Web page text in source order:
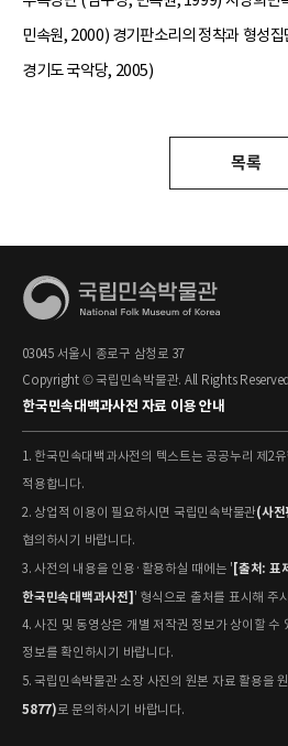
민속원, 2000) 경기판소리의 정착과 형성
경기도 국악당, 2005)
목록
03045 서울시 종로구 삼청로 37
Copyright © 국립민속박물관. All Rights
한국민속대백과사전 자료 이용 안내
1. 한국민속대백과사전의 텍스트는 공공누리 제2
적용합니다.
2. 상업적 이용이 필요하시면 국립민속박물관(사
협의하시기 바랍니다.
3. 사전의 내용을 인용·활용하실 때에는 ' [출처: 표
한국민속대백과사전] ' 형식으로 출처를 표시해 주
4. 사진 및 동영상은 개별 저작권 정보가 상이할 수
정보를 확인하시기 바랍니다.
5. 국립민속박물관 소장 사진의 원본 자료 활용을
5877)로 문의하시기 바랍니다.